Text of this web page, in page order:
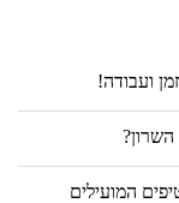
ועבודה!
השרון?
המועילים